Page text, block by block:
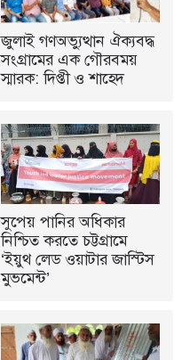
জুলাই গণঅভ্যুত্থান ঐক্যবদ্ধ
সংগ্রামের এক গৌরবময়
স্মারক: দিপ্তী ও শাহেদ
সুপেয় পানির অধিকার
নিশ্চিত করতে চট্টগ্রামে
‘ইয়ুথ লেড ওয়াটার জাস্টিস
মুভমেন্ট’